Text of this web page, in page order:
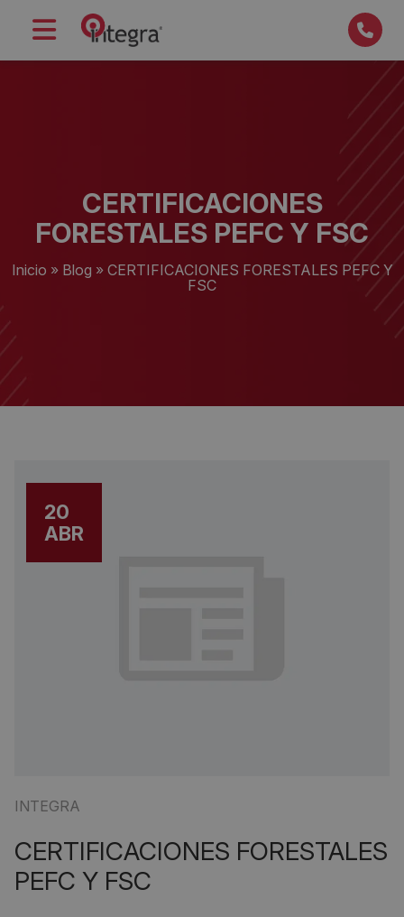
CERTIFICACIONES
FORESTALES PEFC Y FSC
Inicio » Blog » CERTIFICACIONES FORESTALES PEFC Y
FSC
20
ABR
INTEGRA
CERTIFICACIONES FORESTALES
PEFC Y FSC